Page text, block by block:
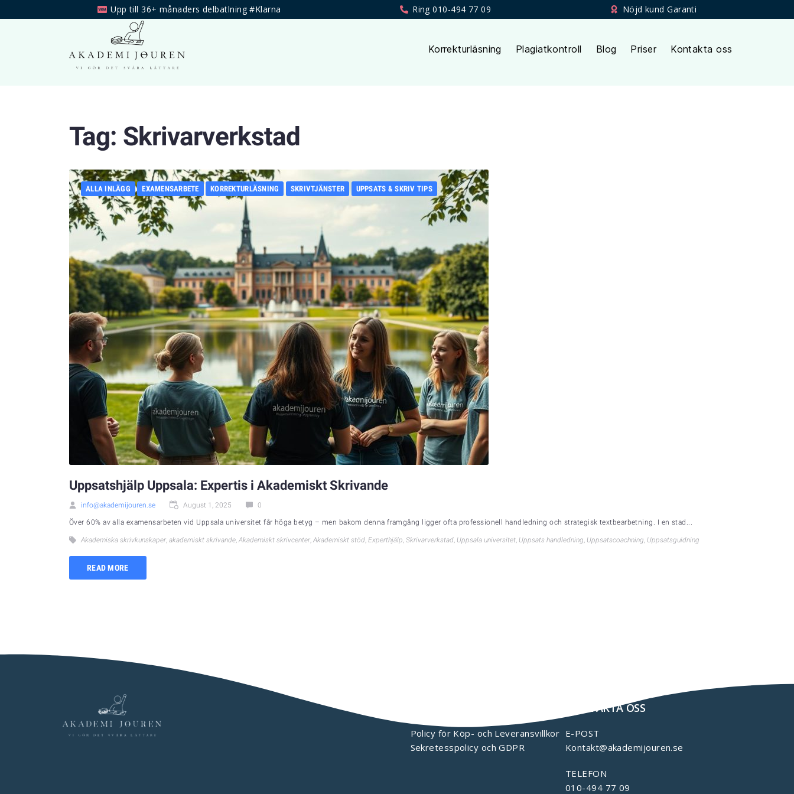
Upp till 36+ månaders delbatlning #Klarna Ring 010-494 77 09 Nöjd kund Garanti
Korrekturläsning Plagiatkontroll Blog Priser Kontakta oss
Tag: Skrivarverkstad
ALLA INLÄGG EXAMENSARBETE KORREKTURLÄSNING SKRIVTJÄNSTER UPPSATS & SKRIV TIPS
Uppsatshjälp Uppsala: Expertis i Akademiskt Skrivande
info@akademijouren.se August 1, 2025 0
Över 60% av alla examensarbeten vid Uppsala universitet får höga betyg – men bakom denna framgång ligger ofta professionell handledning och strategisk textbearbetning. I en stad...
Akademiska skrivkunskaper, akademiskt skrivande, Akademiskt skrivcenter, Akademiskt stöd, Experthjälp, Skrivarverkstad, Uppsala universitet, Uppsats handledning, Uppsatscoachning, Uppsatsguidning
READ MORE
Policy för Köp- och Leveransvillkor
Sekretesspolicy och GDPR
KONTAKTA OSS
E-POST
Kontakt@akademijouren.se
TELEFON
010-494 77 09